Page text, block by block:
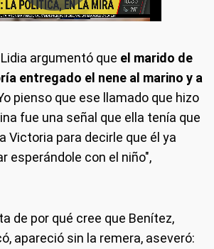
argumentó que el marido de
entregado el nene al marino y a
pienso que ese llamado que hizo
fue una señal que ella tenía que
Victoria para decirle que él ya
esperándole con el niño",
de por qué cree que Benítez,
apareció sin la remera, aseveró: